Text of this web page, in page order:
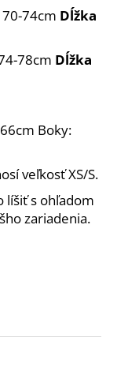
70-74cm Dĺžka
78cm Dĺžka
Boky:
veľkosť XS/S.
líšiť s ohľadom
zariadenia.